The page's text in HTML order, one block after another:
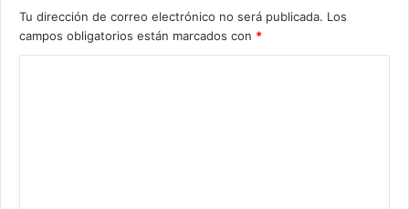
Tu dirección de correo electrónico no será publicada. Los
campos obligatorios están marcados con *